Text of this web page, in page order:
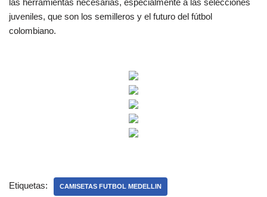
las herramientas necesarias, especialmente a las selecciones
juveniles, que son los semilleros y el futuro del fútbol
colombiano.
Etiquetas: CAMISETAS FUTBOL MEDELLIN